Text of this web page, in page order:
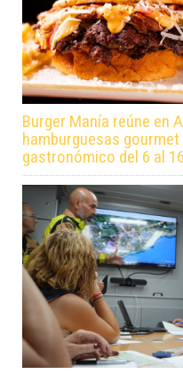
Burger Manía reúne en
hamburguesas
gastronómico del 6 al